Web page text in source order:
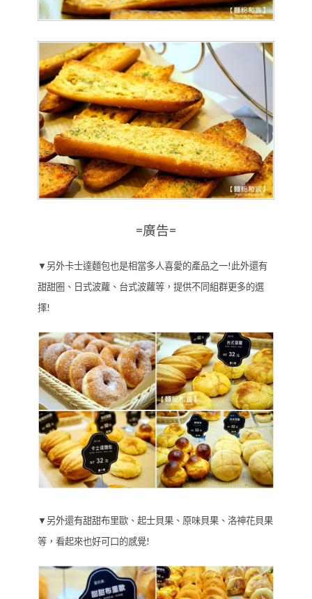
=廣告=
▼另外卡士達麵包也是相當多人喜愛的產品之一!此外還有
甜甜圈、日式波蘿、台式波蘿等，提供不同組群更多的選
擇!
▼另外還有甜甜布里歐、起士貝果、原味貝果、洛神花貝果
等，看起來也好可口的感覺!